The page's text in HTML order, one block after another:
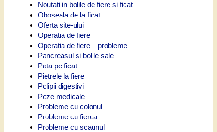
Noutati in bolile de fiere si ficat
Oboseala de la ficat
Oferta site-ului
Operatia de fiere
Operatia de fiere – probleme
Pancreasul si bolile sale
Pata pe ficat
Pietrele la fiere
Polipii digestivi
Poze medicale
Probleme cu colonul
Probleme cu fierea
Probleme cu scaunul